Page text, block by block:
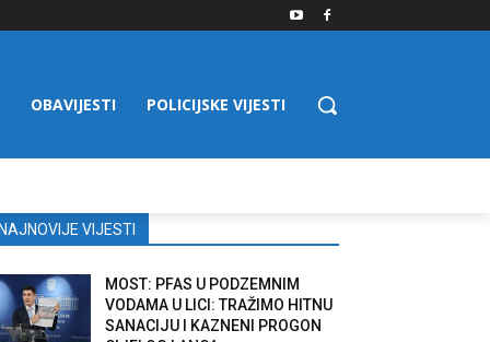
OBAVIJESTI POLICIJSKE VIJESTI
VIJESTI
MOST: PFAS U PODZEMNIM
VODAMA U LICI: TRAŽIMO HITNU
SANACIJU I KAZNENI PROGON